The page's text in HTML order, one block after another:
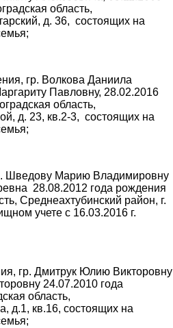
область,
д. 36, состоящих на
гр. Волкова Даниила
Павловну, 28.02.2016
область,
д. 23, кв.2-3, состоящих на
Шведову Марию Владимировну
28.08.2012 года рождения
Среднеахтубинский район, г.
учете с 16.03.2016 г.
гр. Дмитрук Юлию Викторовну
24.07.2010 года
область,
д.1, кв.16, состоящих на